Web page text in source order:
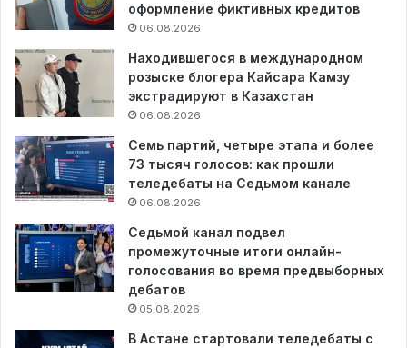
оформление фиктивных кредитов
06.08.2026
Находившегося в международном
розыске блогера Кайсара Камзу
экстрадируют в Казахстан
06.08.2026
Семь партий, четыре этапа и более
73 тысяч голосов: как прошли
теледебаты на Седьмом канале
06.08.2026
Седьмой канал подвел
промежуточные итоги онлайн-
голосования во время предвыборных
дебатов
05.08.2026
В Астане стартовали теледебаты с